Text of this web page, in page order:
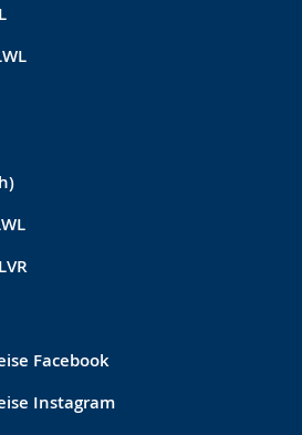
Facebook
Instagram